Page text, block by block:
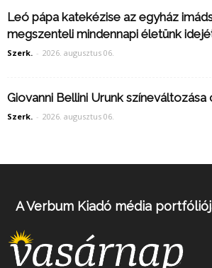
Leó pápa katekézise az egyház
megszenteli mindennapi életünk
Szerk. - 2026. augusztus 06.
Giovanni Bellini Urunk
Szerk. - 2026. augusztus 06.
A Verbum Kiadó média